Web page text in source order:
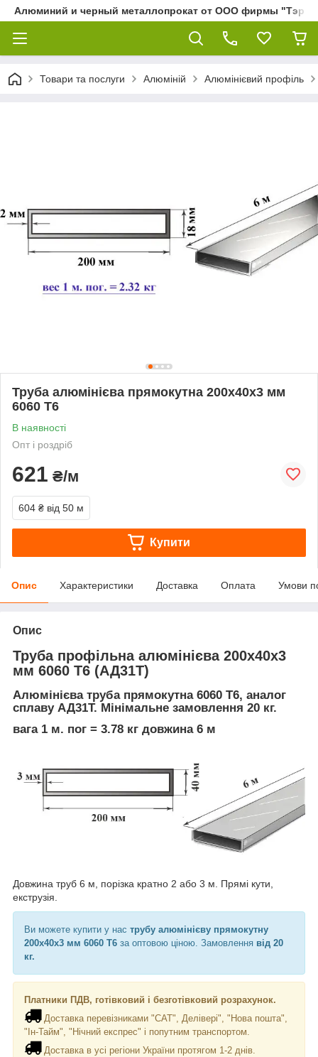
Алюминий и черный металлопрокат от ООО фирмы "Тэра"
Товари та послуги Алюміній Алюмінієвий профіль
Труба алюмінієва прямокутна 200х40х3 мм
6060 Т6
В наявності
Опт і роздріб
621 ₴/м
604 ₴ від 50 м
Купити
Опис Характеристики Доставка Оплата Умови
Опис
Труба профільна алюмінієва 200х40х3
мм 6060 Т6 (АД31Т)
Алюмінієва труба прямокутна 6060 Т6, аналог
сплаву АД31Т. Мінімальне замовлення 20 кг.
вага 1 м. пог = 3.78 кг довжина 6 м
Довжина труб 6 м, порізка кратно 2 або 3 м. Прямі кути,
екструзія.
Ви можете купити у нас трубу алюмінієву прямокутну
200х40х3 мм 6060 Т6 за оптовою ціною. Замовлення від 20
кг.
Платники ПДВ, готівковий і безготівковий розрахунок.
Доставка перевізниками "САТ", Делівері", "Нова пошта",
"Ін-Тайм", "Нічний експрес" і попутним транспортом.
Доставка в усі регіони України протягом 1-2 днів.